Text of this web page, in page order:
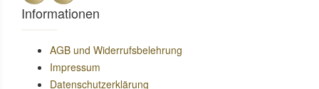
Informationen
AGB und Widerrufsbelehrung
Impressum
Datenschutzerklärung